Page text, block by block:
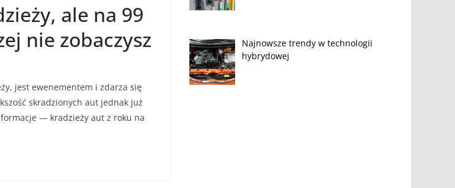
ale na 99
nie zobaczysz
jest ewenementem i zdarza się
skradzionych aut jednak już
— kradzieży aut z roku na
Najnowsze trendy w technologii
hybrydowej